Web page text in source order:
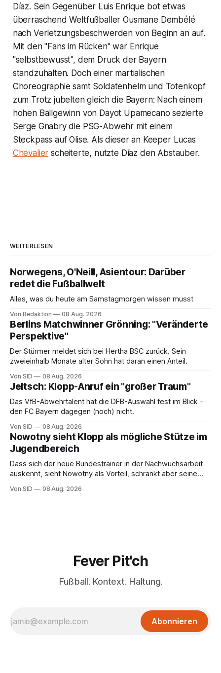
Díaz. Sein Gegenüber Luis Enrique bot etwas
überraschend Weltfußballer Ousmane Dembélé
nach Verletzungsbeschwerden von Beginn an auf.
Mit den "Fans im Rücken" war Enrique
"selbstbewusst", dem Druck der Bayern
standzuhalten. Doch einer martialischen
Choreographie samt Soldatenhelm und Totenkopf
zum Trotz jubelten gleich die Bayern: Nach einem
hohen Ballgewinn von Dayot Upamecano sezierte
Serge Gnabry die PSG-Abwehr mit einem
Steckpass auf Olise. Als dieser an Keeper Lucas
Chevalier scheiterte, nutzte Díaz den Abstauber.
WEITERLESEN
Norwegens, O'Neill, Asientour: Darüber
redet die Fußballwelt
Alles, was du heute am Samstagmorgen wissen musst
Von Redaktion 08 Aug. 2026
Berlins Matchwinner Grönning: "Veränderte
Perspektive"
Der Stürmer meldet sich bei Hertha BSC zurück. Sein
zweieinhalb Monate alter Sohn hat daran einen Anteil.
Von SID 08 Aug. 2026
Jeltsch: Klopp-Anruf ein "großer Traum"
Das VfB-Abwehrtalent hat die DFB-Auswahl fest im Blick -
den FC Bayern dagegen (noch) nicht.
Von SID 08 Aug. 2026
Nowotny sieht Klopp als mögliche Stütze im
Jugendbereich
Dass sich der neue Bundestrainer in der Nachwuchsarbeit
auskennt, sieht Nowotny als Vorteil, schränkt aber seine
Von SID 08 Aug. 2026
Fever Pit'ch
Fußball. Kontext. Haltung.
Abonnieren